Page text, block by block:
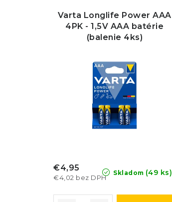
Varta Longlife Power AAA
4PK - 1,5V AAA batérie
(balenie 4ks)
Skladom (49 ks)
€4,02 bez DPH
€4,95